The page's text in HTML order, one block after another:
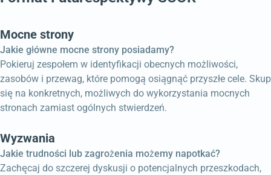
Mocne strony
Jakie główne mocne strony posiadamy?
Pokieruj zespołem w identyfikacji obecnych możliwości,
zasobów i przewag, które pomogą osiągnąć przyszłe cele. Skup
się na konkretnych, możliwych do wykorzystania mocnych
stronach zamiast ogólnych stwierdzeń.
Wyzwania
Jakie trudności lub zagrożenia możemy napotkać?
Zachęcaj do szczerej dyskusji o potencjalnych przeszkodach,